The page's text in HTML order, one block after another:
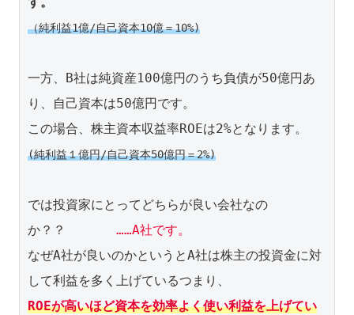
（純利益1億/自己資本10億＝10%)
一方、B社は純資産100億円のうち負債が50億円あ
り、自己資本は50億円です。
(純利益１億円/自己資本50億円＝2%)
では投資家にとってどちらが良い会社なの
か？？ ……A社です。
なぜA社が良いのかというとA社は株主の投資金に対
ROEが高いほど資本を効率よく使い利益を上げてい